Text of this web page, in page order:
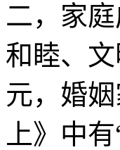
二，家
和睦、
元，婚
上》中